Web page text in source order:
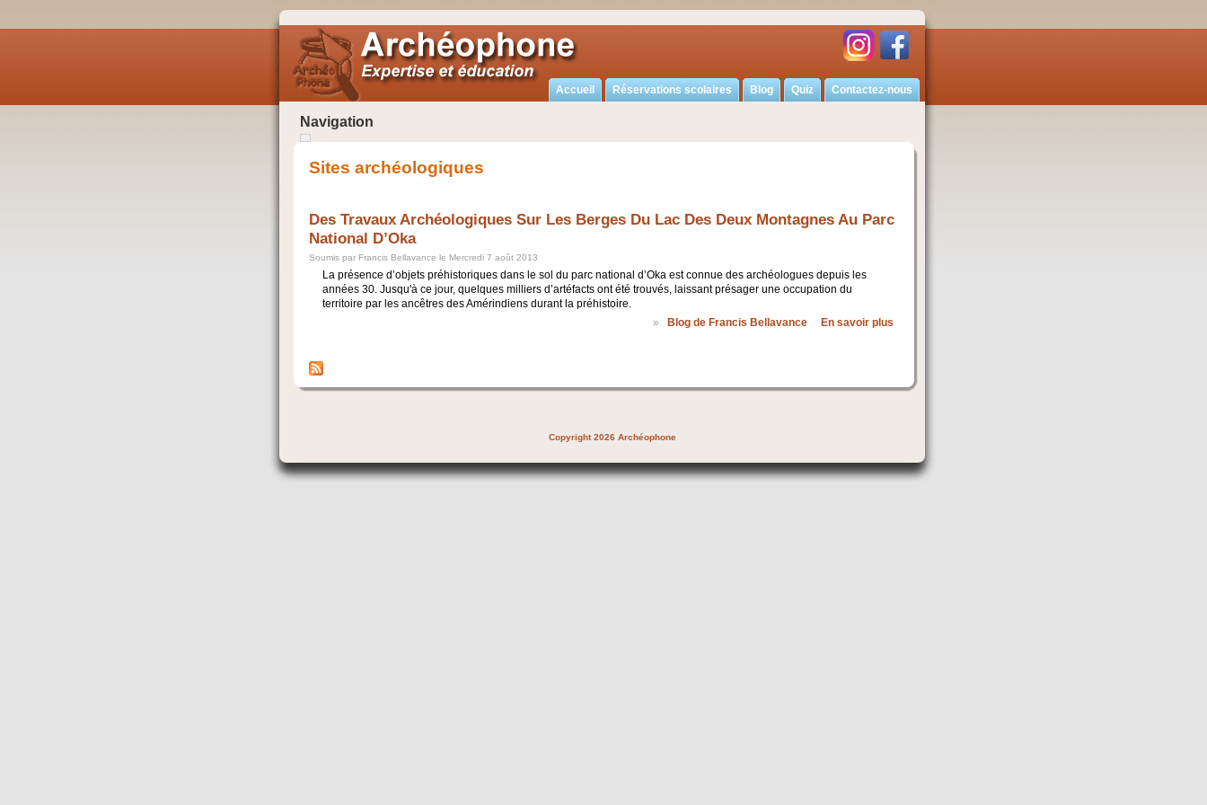
Accueil Réservations scolaires Blog Quiz Contactez-nous
Navigation
Sites archéologiques
Des Travaux Archéologiques Sur Les Berges Du Lac Des Deux Montagnes Au Parc
National D’Oka
Soumis par Francis Bellavance le Mercredi 7 août 2013
La présence d’objets préhistoriques dans le sol du parc national d’Oka est connue des archéologues depuis les
années 30. Jusqu'à ce jour, quelques milliers d’artéfacts ont été trouvés, laissant présager une occupation du
territoire par les ancêtres des Amérindiens durant la préhistoire.
»
Blog de Francis Bellavance En savoir plus
Copyright 2026 Archéophone